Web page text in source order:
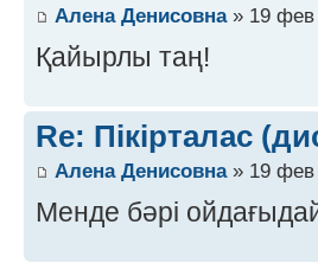
Алена Денисовна» 19 фев
Қайырлы таң!
Re: Пікірталас
Алена Денисовна» 19 фев
Менде бәрі